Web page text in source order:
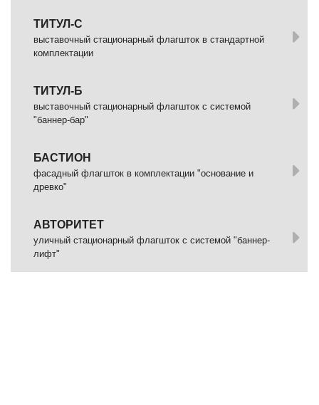
ТИТУЛ-С
выставочный стационарный флагшток в стандартной
комплектации
ТИТУЛ-Б
выставочный стационарный флагшток с системой
"баннер-бар"
БАСТИОН
фасадный флагшток в комплектации "основание и
древко"
АВТОРИТЕТ
уличный стационарный флагшток с системой "баннер-
лифт"